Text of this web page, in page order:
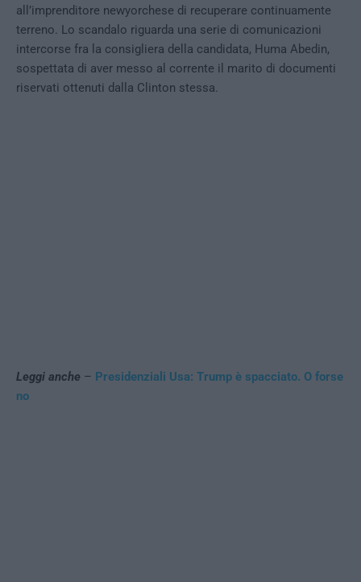
all’imprenditore newyorchese di recuperare continuamente
terreno. Lo scandalo riguarda una serie di comunicazioni
intercorse fra la consigliera della candidata, Huma Abedin,
sospettata di aver messo al corrente il marito di documenti
riservati ottenuti dalla Clinton stessa.
Leggi anche – Presidenziali Usa: Trump è spacciato. O forse
no